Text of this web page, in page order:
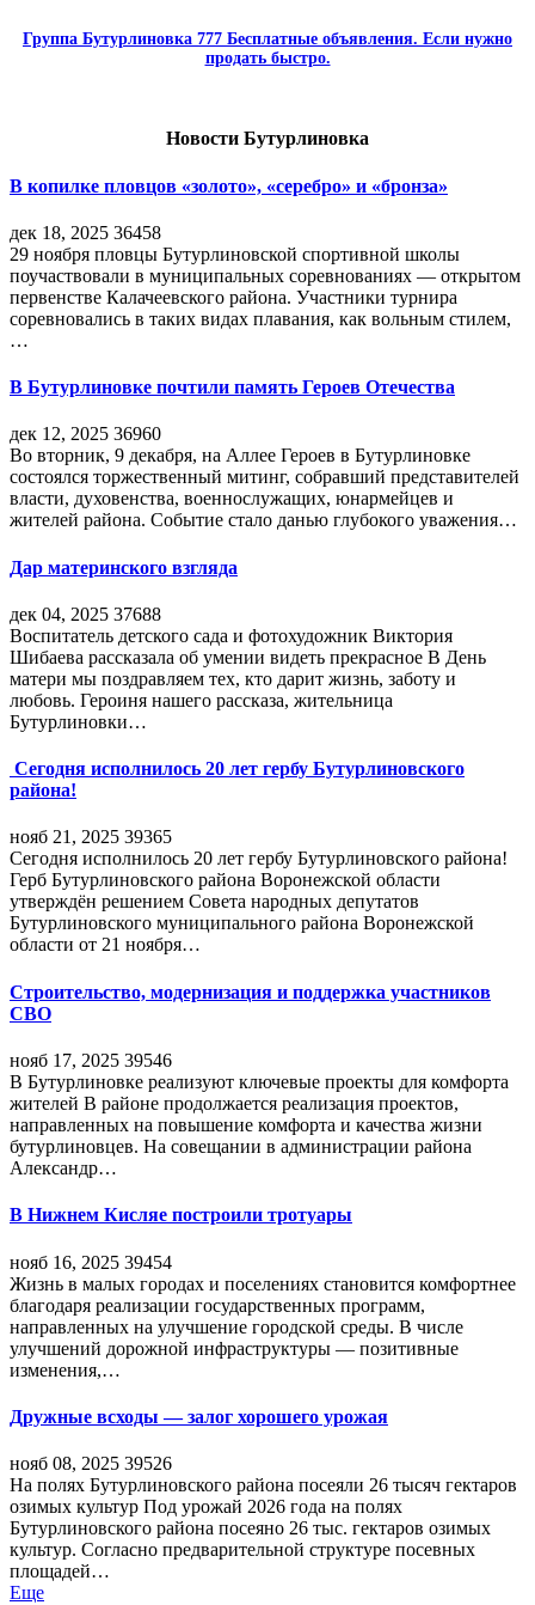
Группа Бутурлиновка 777 Бесплатные объявления. Если нужно
продать быстро.
Новости Бутурлиновка
В копилке пловцов «золото», «серебро» и «бронза»
дек 18, 2025 36458
29 ноября пловцы Бутурлиновской спортивной школы
поучаствовали в муниципальных соревнованиях — открытом
первенстве Калачеевского района. Участники турнира
соревновались в таких видах плавания, как вольным стилем,
…
В Бутурлиновке почтили память Героев Отечества
дек 12, 2025 36960
Во вторник, 9 декабря, на Аллее Героев в Бутурлиновке
состоялся торжественный митинг, собравший представителей
власти, духовенства, военнослужащих, юнармейцев и
жителей района. Событие стало данью глубокого уважения…
Дар материнского взгляда
дек 04, 2025 37688
Воспитатель детского сада и фотохудожник Виктория
Шибаева рассказала об умении видеть прекрасное В День
матери мы поздравляем тех, кто дарит жизнь, заботу и
любовь. Героиня нашего рассказа, жительница
Бутурлиновки…
Сегодня исполнилось 20 лет гербу Бутурлиновского
района!
нояб 21, 2025 39365
Сегодня исполнилось 20 лет гербу Бутурлиновского района!
Герб Бутурлиновского района Воронежской области
утверждён решением Совета народных депутатов
Бутурлиновского муниципального района Воронежской
области от 21 ноября…
Строительство, модернизация и поддержка участников
СВО
нояб 17, 2025 39546
В Бутурлиновке реализуют ключевые проекты для комфорта
жителей В районе продолжается реализация проектов,
направленных на повышение комфорта и качества жизни
бутурлиновцев. На совещании в администрации района
Александр…
В Нижнем Кисляе построили тротуары
нояб 16, 2025 39454
Жизнь в малых городах и поселениях становится комфортнее
благодаря реализации государственных программ,
направленных на улучшение городской среды. В числе
улучшений дорожной инфраструктуры — позитивные
изменения,…
Дружные всходы — залог хорошего урожая
нояб 08, 2025 39526
На полях Бутурлиновского района посеяли 26 тысяч гектаров
озимых культур Под урожай 2026 года на полях
Бутурлиновского района посеяно 26 тыс. гектаров озимых
культур. Согласно предварительной структуре посевных
площадей…
Еще